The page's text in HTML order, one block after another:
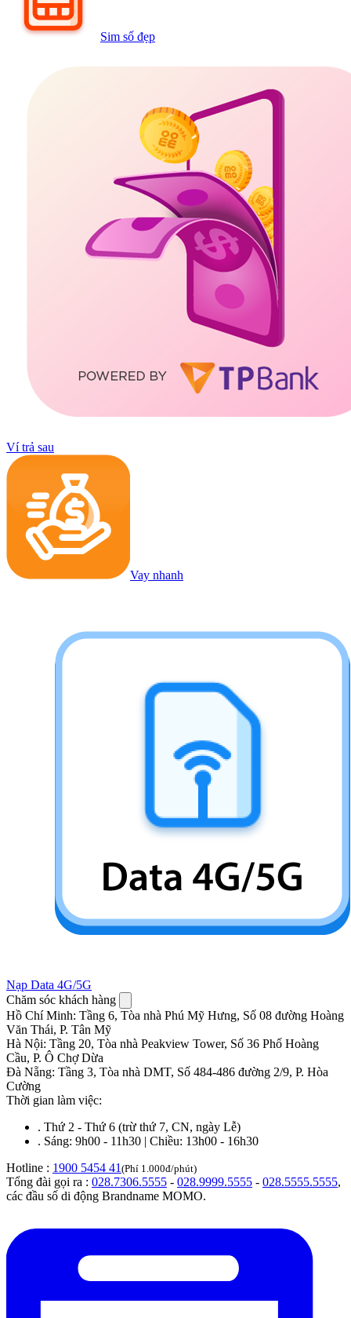
Sim số đẹp
Ví trả sau
Vay nhanh
Nạp Data 4G/5G
Chăm sóc khách hàng
Hồ Chí Minh: Tầng 6, Tòa nhà Phú Mỹ Hưng, Số 08 đường Hoàng
Văn Thái, P. Tân Mỹ
Hà Nội: Tầng 20, Tòa nhà Peakview Tower, Số 36 Phố Hoàng
Cầu, P. Ô Chợ Dừa
Đà Nẵng: Tầng 3, Tòa nhà DMT, Số 484-486 đường 2/9, P. Hòa
Cường
Thời gian làm việc:
. Thứ 2 - Thứ 6 (trừ thứ 7, CN, ngày Lễ)
. Sáng: 9h00 - 11h30 | Chiều: 13h00 - 16h30
Hotline : 1900 5454 41 (Phí 1.000đ/phút)
Tổng đài gọi ra : 028.7306.5555 - 028.9999.5555 - 028.5555.5555,
các đầu số di động Brandname MOMO.